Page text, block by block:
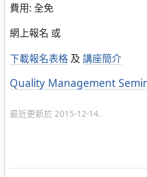
費用: 全免
網上報名 或
下載報名表格 及 講座簡介
分
Quality Management
最近更新於 2015-12-14.